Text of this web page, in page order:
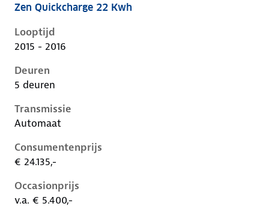
Renault Zoe i, 22 kwh, 65 kW, Elektrisch, 5 deuren
Zen Quickcharge 22 Kwh
Looptijd
2015 - 2016
Deuren
5 deuren
Transmissie
Automaat
Consumentenprijs
€ 24.135,-
Occasionprijs
v.a. € 5.400,-